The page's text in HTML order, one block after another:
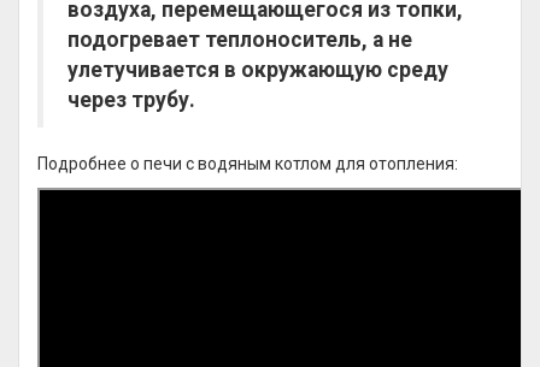
воздуха, перемещающегося из топки,
подогревает теплоноситель, а не
улетучивается в окружающую среду
через трубу.
Подробнее о печи с водяным котлом для отопления: